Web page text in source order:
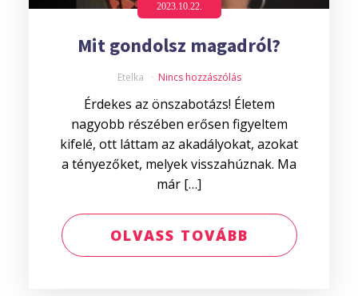
2023.10.22.
Mit gondolsz magadról?
Etelka Nincs hozzászólás
Érdekes az önszabotázs! Életem
nagyobb részében erősen figyeltem
kifelé, ott láttam az akadályokat, azokat
a tényezőket, melyek visszahúznak. Ma
már […]
OLVASS TOVÁBB